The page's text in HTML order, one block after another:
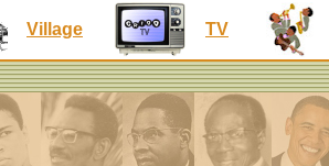
Village TV